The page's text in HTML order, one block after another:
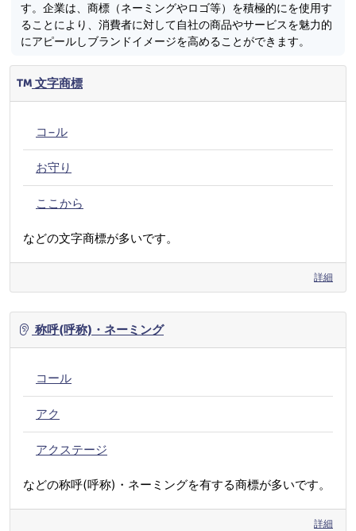
す。企業は、商標（ネーミングやロゴ等）を積極的にを使用す
ることにより、消費者に対して自社の商品やサービスを魅力的
にアピールしブランドイメージを高めることができます。
文字商標
コ−ル
お守り
ここから
などの文字商標が多いです。
詳細
称呼(呼称)・ネーミング
コール
アク
アクステージ
などの称呼(呼称)・ネーミングを有する商標が多いです。
詳細